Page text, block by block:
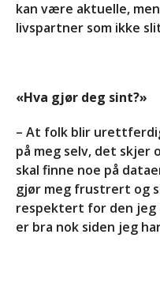
kan være aktuelle,
livspartner som ikke
«Hva gjør deg sint?»
– At folk blir
på meg selv, det skjer
skal finne noe på
gjør meg frustrert og
respektert for den jeg
er bra nok siden jeg